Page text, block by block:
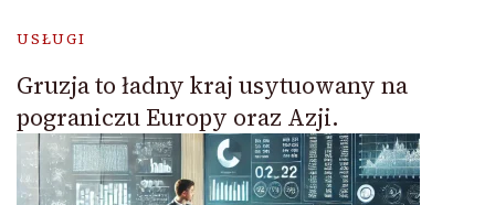
USŁUGI
Gruzja to ładny kraj usytuowany na
pograniczu Europy oraz Azji.